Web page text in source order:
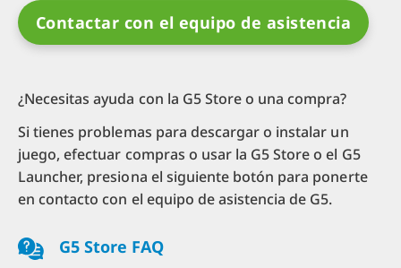
Contactar con el equipo de asistencia
¿Necesitas ayuda con la G5 Store o una compra?
Si tienes problemas para descargar o instalar un
juego, efectuar compras o usar la G5 Store o el G5
Launcher, presiona el siguiente botón para ponerte
en contacto con el equipo de asistencia de G5.
G5 Store FAQ